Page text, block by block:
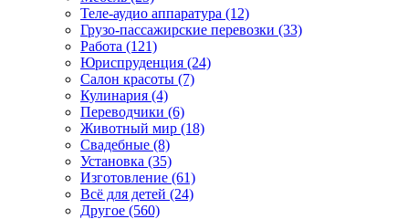
Теле-аудио аппаратура (12)
Грузо-пассажирские перевозки (33)
Работа (121)
Юриспруденция (24)
Салон красоты (7)
Кулинария (4)
Переводчики (6)
Животный мир (18)
Свадебные (8)
Установка (35)
Изготовление (61)
Всё для детей (24)
Другое (560)